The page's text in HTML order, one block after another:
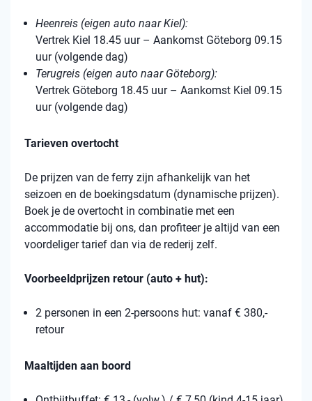
Heenreis (eigen auto naar Kiel):
Vertrek Kiel 18.45 uur – Aankomst Göteborg 09.15
uur (volgende dag)
Terugreis (eigen auto naar Göteborg):
Vertrek Göteborg 18.45 uur – Aankomst Kiel 09.15
uur (volgende dag)
Tarieven overtocht
De prijzen van de ferry zijn afhankelijk van het
seizoen en de boekingsdatum (dynamische prijzen).
Boek je de overtocht in combinatie met een
accommodatie bij ons, dan profiteer je altijd van een
voordeliger tarief dan via de rederij zelf.
Voorbeeldprijzen retour (auto + hut):
2 personen in een 2-persoons hut: vanaf € 380,-
retour
Maaltijden aan boord